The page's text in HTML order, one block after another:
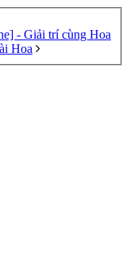
- Giải trí cùng Hoa
Hoa